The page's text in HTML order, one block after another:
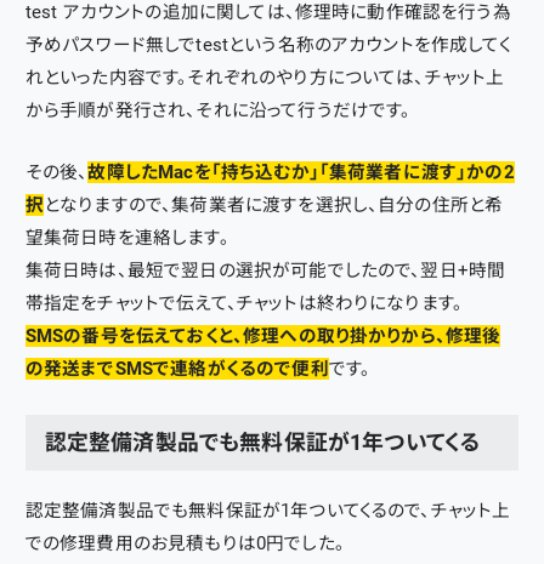
test アカウントの追加に関しては、修理時に動作確認を行う為
予めパスワード無しでtestという名称のアカウントを作成してく
れといった内容です。それぞれのやり方については、チャット上
から手順が発行され、それに沿って行うだけです。
その後、故障したMacを「持ち込むか」「集荷業者に渡す」かの2
択となりますので、集荷業者に渡すを選択し、自分の住所と希
望集荷日時を連絡します。
集荷日時は、最短で翌日の選択が可能でしたので、翌日+時間
帯指定をチャットで伝えて、チャットは終わりになります。
SMSの番号を伝えておくと、修理への取り掛かりから、修理後
の発送までSMSで連絡がくるので便利です。
認定整備済製品でも無料保証が1年ついてくる
認定整備済製品でも無料保証が1年ついてくるので、チャット上
での修理費用のお見積もりは0円でした。